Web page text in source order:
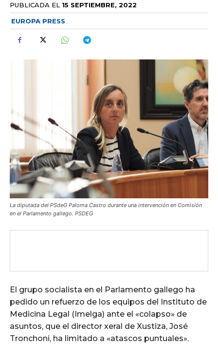
PUBLICADA EL 15 SEPTIEMBRE, 2022
EUROPA PRESS
La diputada del PSdeG Paloma Castro durante una intervención en Comisión
en el Parlamento gallego. PSDEG
El grupo socialista en el Parlamento gallego ha
pedido un refuerzo de los equipos del Instituto de
Medicina Legal (Imelga) ante el «colapso» de
asuntos, que el director xeral de Xustiza, José
Tronchoni, ha limitado a «atascos puntuales».